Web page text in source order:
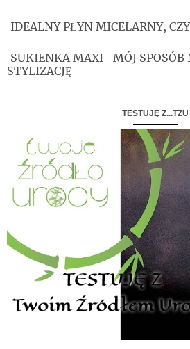
IDEALNY PŁYN MICELARNY,
SUKIENKA MAXI- MÓJ SPOSÓB
STYLIZACJĘ
TESTUJĘ Z...TZU